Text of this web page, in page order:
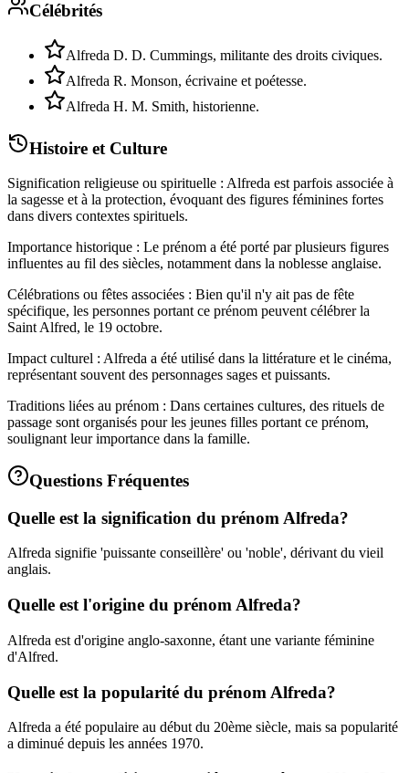
Célébrités
Alfreda D. D. Cummings, militante des droits civiques.
Alfreda R. Monson, écrivaine et poétesse.
Alfreda H. M. Smith, historienne.
Histoire et Culture
Signification religieuse ou spirituelle : Alfreda est parfois associée à
la sagesse et à la protection, évoquant des figures féminines fortes
dans divers contextes spirituels.
Importance historique : Le prénom a été porté par plusieurs figures
influentes au fil des siècles, notamment dans la noblesse anglaise.
Célébrations ou fêtes associées : Bien qu'il n'y ait pas de fête
spécifique, les personnes portant ce prénom peuvent célébrer la
Saint Alfred, le 19 octobre.
Impact culturel : Alfreda a été utilisé dans la littérature et le cinéma,
représentant souvent des personnages sages et puissants.
Traditions liées au prénom : Dans certaines cultures, des rituels de
passage sont organisés pour les jeunes filles portant ce prénom,
soulignant leur importance dans la famille.
Questions Fréquentes
Quelle est la signification du prénom Alfreda?
Alfreda signifie 'puissante conseillère' ou 'noble', dérivant du vieil
anglais.
Quelle est l'origine du prénom Alfreda?
Alfreda est d'origine anglo-saxonne, étant une variante féminine
d'Alfred.
Quelle est la popularité du prénom Alfreda?
Alfreda a été populaire au début du 20ème siècle, mais sa popularité
a diminué depuis les années 1970.